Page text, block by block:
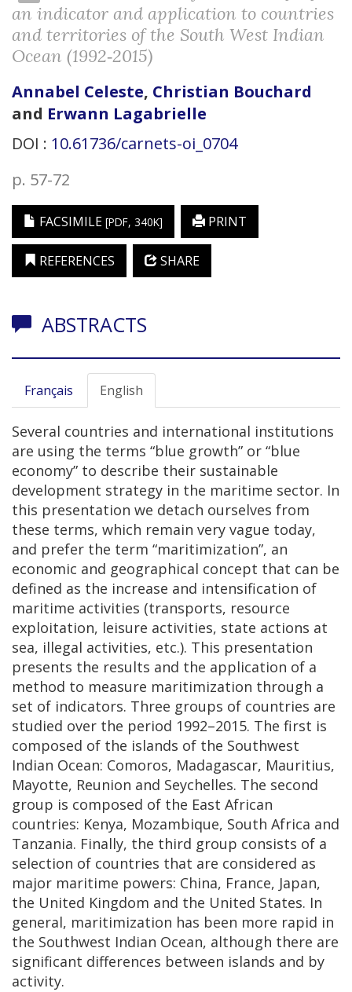
an indicator and application to countries
and territories of the South West Indian
Ocean (1992‑2015)
Annabel Celeste, Christian Bouchard
and Erwann Lagabrielle
DOI : 10.61736/carnets-oi_0704
p. 57-72
FACSIMILE [PDF, 340K] PRINT
REFERENCES SHARE
ABSTRACTS
Français English
Several countries and international institutions
are using the terms “blue growth” or “blue
economy” to describe their sustainable
development strategy in the maritime sector. In
this presentation we detach ourselves from
these terms, which remain very vague today,
and prefer the term “maritimization”, an
economic and geographical concept that can be
defined as the increase and intensification of
maritime activities (transports, resource
exploitation, leisure activities, state actions at
sea, illegal activities, etc.). This presentation
presents the results and the application of a
method to measure maritimization through a
set of indicators. Three groups of countries are
studied over the period 1992–2015. The first is
composed of the islands of the Southwest
Indian Ocean: Comoros, Madagascar, Mauritius,
Mayotte, Reunion and Seychelles. The second
group is composed of the East African
countries: Kenya, Mozambique, South Africa and
Tanzania. Finally, the third group consists of a
selection of countries that are considered as
major maritime powers: China, France, Japan,
the United Kingdom and the United States. In
general, maritimization has been more rapid in
the Southwest Indian Ocean, although there are
significant differences between islands and by
activity.